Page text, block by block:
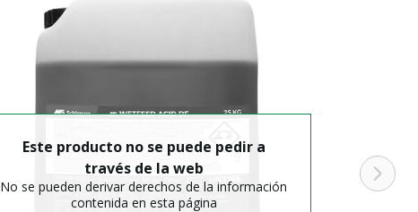
Este producto no se puede pedir a
través de la web
No se pueden derivar derechos de la información
contenida en esta página